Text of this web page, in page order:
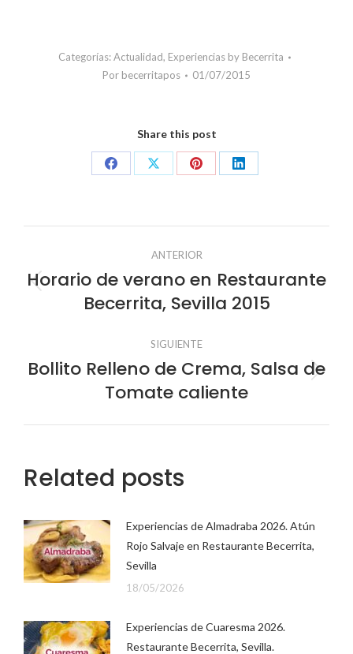
Categorías:Actualidad, Experiencias by Becerrita
Por becerritapos 01/07/2015
Share this post
Share
Share
Share
Share
Navegación
entre
publicaciones
ANTERIOR
Publicación
anterior:
Horario de verano en Restaurante
Becerrita, Sevilla 2015
SIGUIENTE
Publicación
siguiente:
Bollito Relleno de Crema, Salsa de
Tomate caliente
Related posts
Experiencias de Almadraba 2026. Atún
Rojo Salvaje en Restaurante Becerrita,
Sevilla
18/05/2026
Experiencias de Cuaresma 2026.
Restaurante Becerrita, Sevilla.